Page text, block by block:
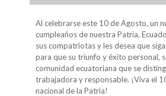
Al celebrarse este 10 de Agosto, un
cumpleaños de nuestra Patria,
sus compatriotas y les desea que
para que su triunfo y éxito personal,
comunidad ecuatoriana que se
trabajadora y responsable. ¡Viva el
nacional de la Patria!